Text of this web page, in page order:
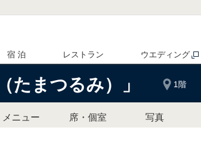
宿 泊 レストラン ウエディング
たまつるみ）」 1階
メニュー 席・個室 写真